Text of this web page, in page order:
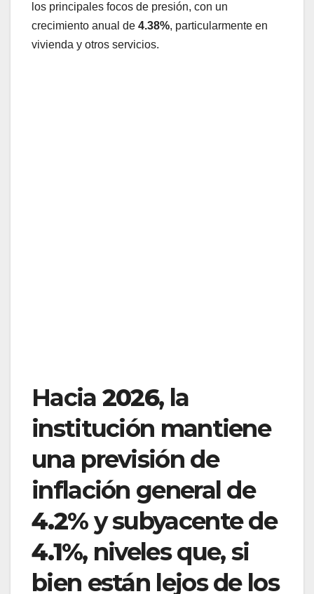
los principales focos de presión, con un
crecimiento anual de 4.38%, particularmente en
vivienda y otros servicios.
Hacia 2026, la
institución mantiene
una previsión de
inflación general de
4.2%y subyacente de
4.1%, niveles que, si
bien están lejos de los